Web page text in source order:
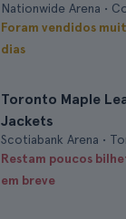
Nationwide Arena •
Foram vendidos
dias
Toronto Maple
Jackets
Scotiabank Arena •
Restam poucos
em breve